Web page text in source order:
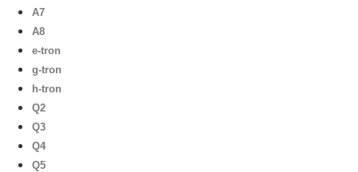
A7
A8
e-tron
g-tron
h-tron
Q2
Q3
Q4
Q5